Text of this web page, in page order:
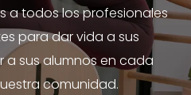
a todos los profesionales
para dar vida a sus
sus alumnos en cada
comunidad.